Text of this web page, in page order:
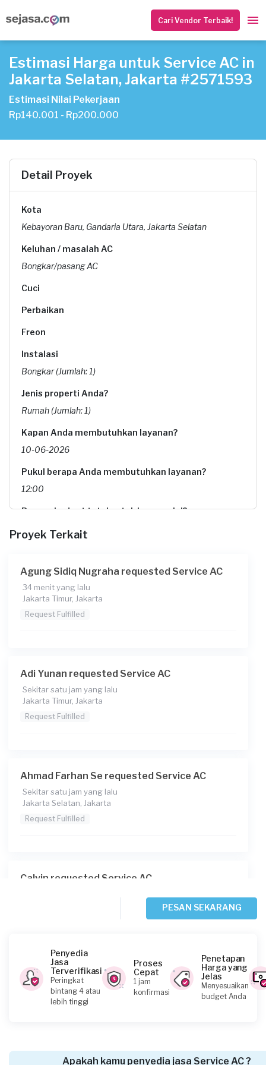
Cari Vendor Terbaik!
Estimasi Harga untuk Service AC in
Jakarta Selatan, Jakarta #2571593
Estimasi Nilai Pekerjaan
Rp140.001 - Rp200.000
Detail Proyek
Kota
Kebayoran Baru, Gandaria Utara, Jakarta Selatan
Keluhan / masalah AC
Bongkar/pasang AC
Cuci
Perbaikan
Freon
Instalasi
Bongkar (Jumlah: 1)
Jenis properti Anda?
Rumah (Jumlah: 1)
Kapan Anda membutuhkan layanan?
10-06-2026
Pukul berapa Anda membutuhkan layanan?
12:00
Berapa budget total untuk layanan ini?
Rp175.000 + Rp11.000 (biaya layanan)
Proyek Terkait
Agung Sidiq Nugraha requested Service AC
34 menit yang lalu
Jakarta Timur, Jakarta
Request Fulfilled
Adi Yunan requested Service AC
Sekitar satu jam yang lalu
Jakarta Timur, Jakarta
Request Fulfilled
Ahmad Farhan Se requested Service AC
Sekitar satu jam yang lalu
Jakarta Selatan, Jakarta
Request Fulfilled
Calvin requested Service AC
Bella Febrina 298 requested Service AC
Sekitar 2 jam yang lalu
Jakarta Barat, Jakarta
PESAN SEKARANG
Penyedia
Jasa
Terverifikasi
Peringkat
bintang 4 atau
lebih tinggi
Proses
Cepat
1 jam
konfirmasi
Penetapan
Harga yang
Jelas
Menyesuaikan
budget Anda
Apakah kamu penyedia jasa Service AC ?